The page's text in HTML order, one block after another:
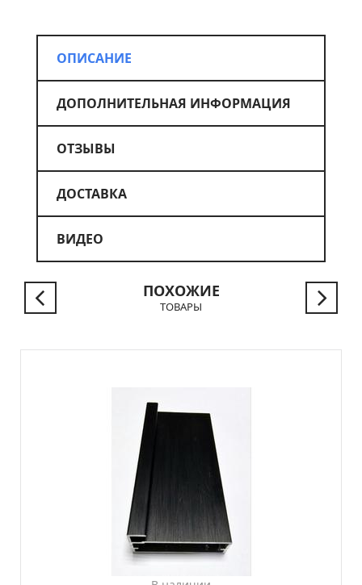
ОПИСАНИЕ
ДОПОЛНИТЕЛЬНАЯ ИНФОРМАЦИЯ
ОТЗЫВЫ
ДОСТАВКА
ВИДЕО
ПОХОЖИЕ
ТОВАРЫ